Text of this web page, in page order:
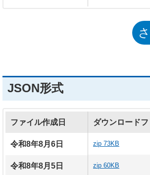
JSON形式
ファイル作成日 ダウンロード
令和8年8月6日 zip 73KB
令和8年8月5日 zip 60KB